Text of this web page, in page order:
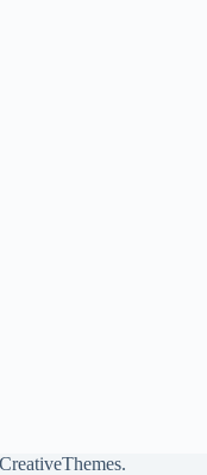
CreativeThemes.